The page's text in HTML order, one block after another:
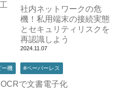
社内ネットワークの危
機！私用端末の接続実態
とセキュリティリスクを
再認識しよう
2024.11.07
ー機 #ペーパーレス
で文書電子化